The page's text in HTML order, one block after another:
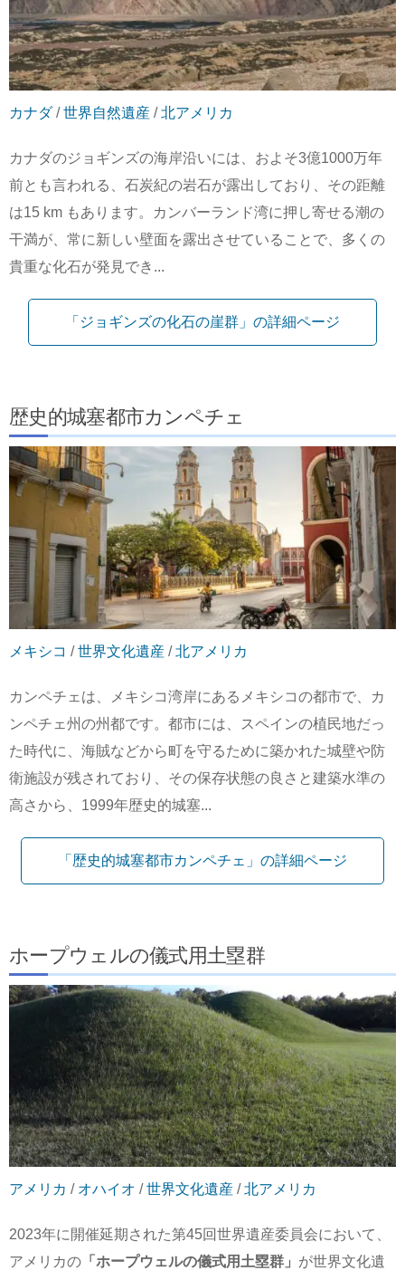
カナダ/世界自然遺産 /北アメリカ
カナダのジョギンズの海岸沿いには、およそ3億1000万年
前とも言われる、石炭紀の岩石が露出しており、その距離
は15 km もあります。カンバーランド湾に押し寄せる潮の
干満が、常に新しい壁面を露出させていることで、多くの
貴重な化石が発見でき...
「ジョギンズの化石の崖群」の詳細ページ
歴史的城塞都市カンペチェ
メキシコ /世界文化遺産 /北アメリカ
カンペチェは、メキシコ湾岸にあるメキシコの都市で、カ
ンペチェ州の州都です。都市には、スペインの植民地だっ
た時代に、海賊などから町を守るために築かれた城壁や防
衛施設が残されており、その保存状態の良さと建築水準の
高さから、1999年歴史的城塞...
「歴史的城塞都市カンペチェ」の詳細ページ
ホープウェルの儀式用土塁群
アメリカ / オハイオ /世界文化遺産 /北アメリカ
2023年に開催延期された第45回世界遺産委員会において、
アメリカの 「ホープウェルの儀式用土塁群」 が世界文化遺